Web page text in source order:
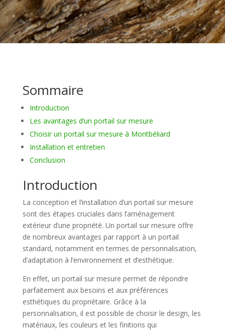
Sommaire
Introduction
Les avantages d’un portail sur mesure
Choisir un portail sur mesure à Montbéliard
Installation et entretien
Conclusion
Introduction
La conception et l’installation d’un portail sur mesure
sont des étapes cruciales dans l’aménagement
extérieur d’une propriété. Un portail sur mesure offre
de nombreux avantages par rapport à un portail
standard, notamment en termes de personnalisation,
d’adaptation à l’environnement et d’esthétique.
En effet, un portail sur mesure permet de répondre
parfaitement aux besoins et aux préférences
esthétiques du propriétaire. Grâce à la
personnalisation, il est possible de choisir le design, les
matériaux, les couleurs et les finitions qui